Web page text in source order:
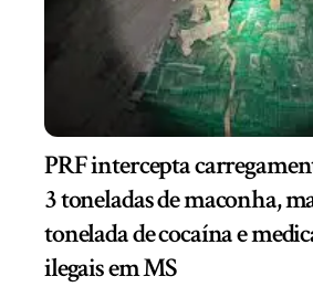
PRF intercepta
3 toneladas de maconha,
tonelada de cocaína e
ilegais em MS